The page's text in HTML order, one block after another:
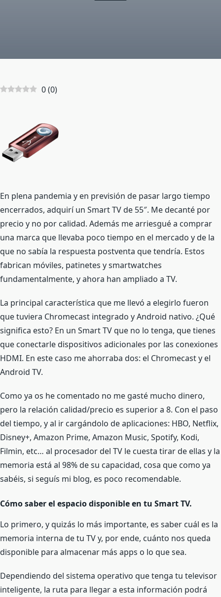
0(0)
En plena pandemia y en previsión de pasar largo tiempo
encerrados, adquirí un Smart TV de 55″. Me decanté por
precio y no por calidad. Además me arriesgué a comprar
una marca que llevaba poco tiempo en el mercado y de la
que no sabía la respuesta postventa que tendría. Estos
fabrican móviles, patinetes y smartwatches
fundamentalmente, y ahora han ampliado a TV.
La principal característica que me llevó a elegirlo fueron
que tuviera Chromecast integrado y Android nativo. ¿Qué
significa esto? En un Smart TV que no lo tenga, que tienes
que conectarle dispositivos adicionales por las conexiones
HDMI. En este caso me ahorraba dos: el Chromecast y el
Android TV.
Como ya os he comentado no me gasté mucho dinero,
pero la relación calidad/precio es superior a 8. Con el paso
del tiempo, y al ir cargándolo de aplicaciones: HBO, Netflix,
Disney+, Amazon Prime, Amazon Music, Spotify, Kodi,
Filmin, etc… al procesador del TV le cuesta tirar de ellas y la
memoria está al 98% de su capacidad, cosa que como ya
sabéis, si seguís mi blog, es poco recomendable.
Cómo saber el espacio disponible en tu Smart TV.
Lo primero, y quizás lo más importante, es saber cuál es la
memoria interna de tu TV y, por ende, cuánto nos queda
disponible para almacenar más apps o lo que sea.
Dependiendo del sistema operativo que tenga tu televisor
inteligente, la ruta para llegar a esta información podrá